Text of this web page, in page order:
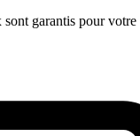
sont garantis pour